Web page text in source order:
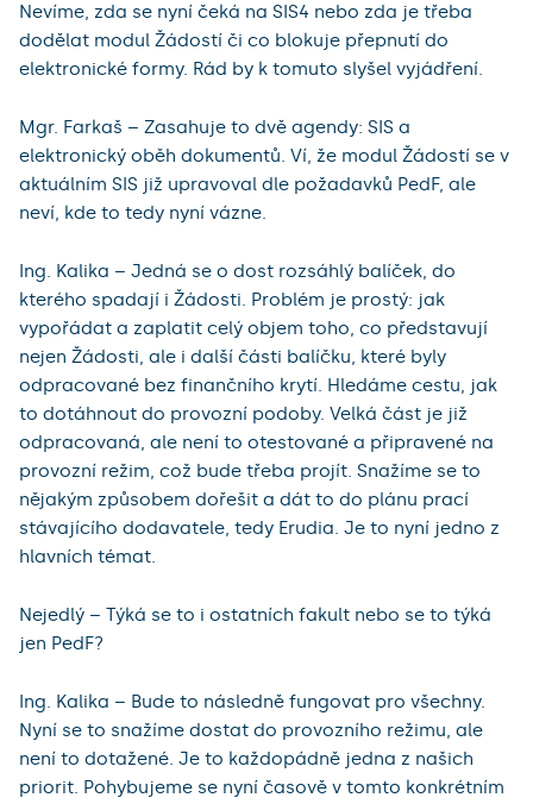
Nevíme, zda se nyní čeká na SIS4 nebo zda je třeba
dodělat modul Žádostí či co blokuje přepnutí do
elektronické formy. Rád by k tomuto slyšel vyjádření.
Mgr. Farkaš – Zasahuje to dvě agendy: SIS a
elektronický oběh dokumentů. Ví, že modul Žádostí se v
aktuálním SIS již upravoval dle požadavků PedF, ale
neví, kde to tedy nyní vázne.
Ing. Kalika – Jedná se o dost rozsáhlý balíček, do
kterého spadají i Žádosti. Problém je prostý: jak
vypořádat a zaplatit celý objem toho, co představují
nejen Žádosti, ale i další části balíčku, které byly
odpracované bez finančního krytí. Hledáme cestu, jak
to dotáhnout do provozní podoby. Velká část je již
odpracovaná, ale není to otestované a připravené na
provozní režim, což bude třeba projít. Snažíme se to
nějakým způsobem dořešit a dát to do plánu prací
stávajícího dodavatele, tedy Erudia. Je to nyní jedno z
hlavních témat.
Nejedlý – Týká se to i ostatních fakult nebo se to týká
jen PedF?
Ing. Kalika – Bude to následně fungovat pro všechny.
Nyní se to snažíme dostat do provozního režimu, ale
není to dotažené. Je to každopádně jedna z našich
priorit. Pohybujeme se nyní časově v tomto konkrétním